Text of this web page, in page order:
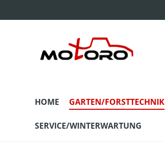
HOME GARTEN/FORSTTECHNIK
SERVICE/WINTERWARTUNG